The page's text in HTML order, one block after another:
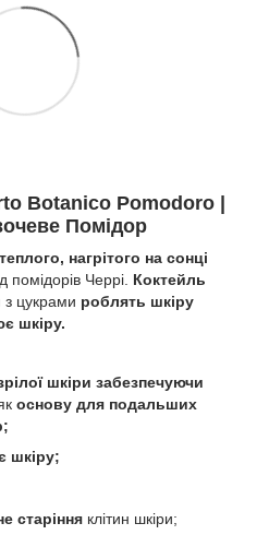
Botanico Pomodoro |
Помідор
нагрітого на сонці
помідорів Черрі. Коктейль
з цукрами роблять шкіру
шкіру.
шкіри забезпечуючи
основу для подальших
шкіру;
старіння клітин шкіри;